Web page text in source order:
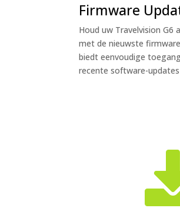
Firmware
Houd uw Travelvision G6
met de nieuwste
biedt eenvoudige
recente software-